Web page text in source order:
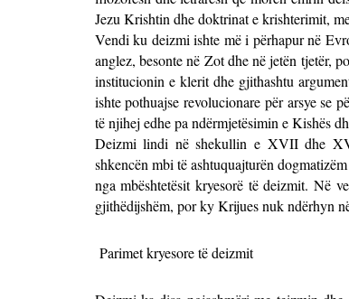
Jezu Krishtin dhe doktrinat e krishterimit,
Vendi ku deizmi ishte më i përhapur në
anglez, besonte në Zot dhe në jetën tjetër,
institucionin e klerit dhe gjithashtu
ishte pothuajse revolucionare për arsye se
të njihej edhe pa ndërmjetësimin e Kishës
Deizmi lindi në shekullin e XVII dhe
shkencën mbi të ashtuquajturën
nga mbështetësit kryesorë të deizmit. Në
gjithëdijshëm, por ky Krijues nuk ndërhyn
Parimet kryesore të deizmit